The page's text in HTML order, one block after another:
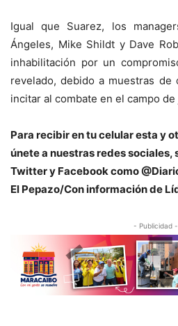
Igual que Suarez, los
Ángeles, Mike Shildt y Dave
inhabilitación por un
revelado, debido a muestras de
incitar al combate en el campo de
Para recibir en tu celular esta y
únete a nuestras redes sociales,
Twitter y Facebook como
El Pepazo/Con información de
- Publicidad -